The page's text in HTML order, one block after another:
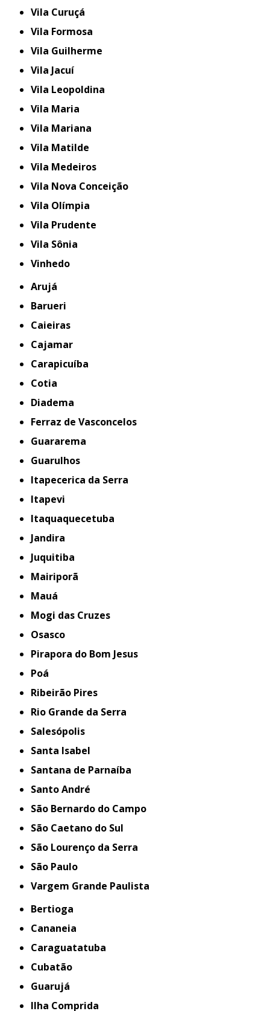
Vila Curuçá
Vila Formosa
Vila Guilherme
Vila Jacuí
Vila Leopoldina
Vila Maria
Vila Mariana
Vila Matilde
Vila Medeiros
Vila Nova Conceição
Vila Olímpia
Vila Prudente
Vila Sônia
Vinhedo
Arujá
Barueri
Caieiras
Cajamar
Carapicuíba
Cotia
Diadema
Ferraz de Vasconcelos
Guararema
Guarulhos
Itapecerica da Serra
Itapevi
Itaquaquecetuba
Jandira
Juquitiba
Mairiporã
Mauá
Mogi das Cruzes
Osasco
Pirapora do Bom Jesus
Poá
Ribeirão Pires
Rio Grande da Serra
Salesópolis
Santa Isabel
Santana de Parnaíba
Santo André
São Bernardo do Campo
São Caetano do Sul
São Lourenço da Serra
São Paulo
Vargem Grande Paulista
Bertioga
Cananeia
Caraguatatuba
Cubatão
Guarujá
Ilha Comprida